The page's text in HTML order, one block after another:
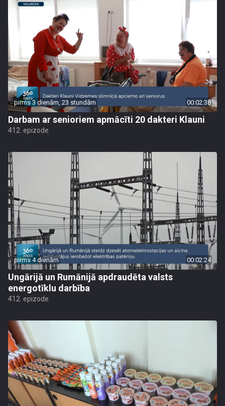
pirms 3 dienām, 23 stundām 00:02:38
Darbam ar senioriem apmācīti 20 dakteri Klauni
412. epizode
pirms 4 dienām 00:02:24
Ungārijā un Rumānijā apdraudēta valsts
energotīklu darbība
412. epizode